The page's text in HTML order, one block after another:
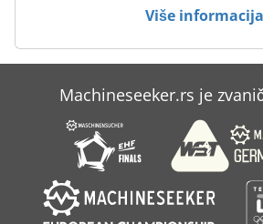
Više informacija
Machineseeker.rs je